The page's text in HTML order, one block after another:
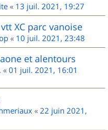
« 13 juil. 2021, 19:27
XC parc vanoise
« 10 juil. 2021, 23:48
et alentours
« 01 juil. 2021, 16:01
« 22 juin 2021,